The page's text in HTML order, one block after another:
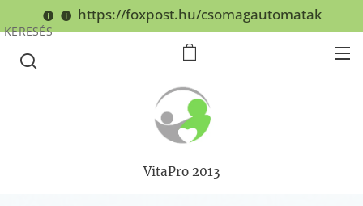
https://foxpost.hu/csomagautomatak
VitaPro 2013
KERESÉS